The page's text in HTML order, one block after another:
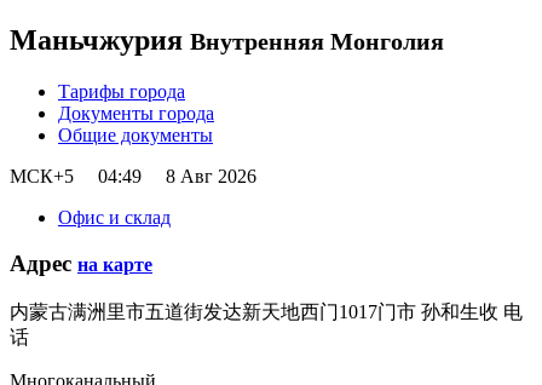
Маньчжурия Внутренняя Монголия
Тарифы города
Документы города
Общие документы
МСК+5
04:49
8 Авг 2026
Офис и склад
Адрес на карте
内蒙古满洲里市五道街发达新天地西门1017门市 孙和生收 电
话